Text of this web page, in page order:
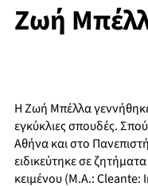
Ζωή
Η Ζωή Μπέλλα
εγκύκλιες σπουδές.
Αθήνα και στο
ειδικεύτηκε σε
κειμένου (M.A.: